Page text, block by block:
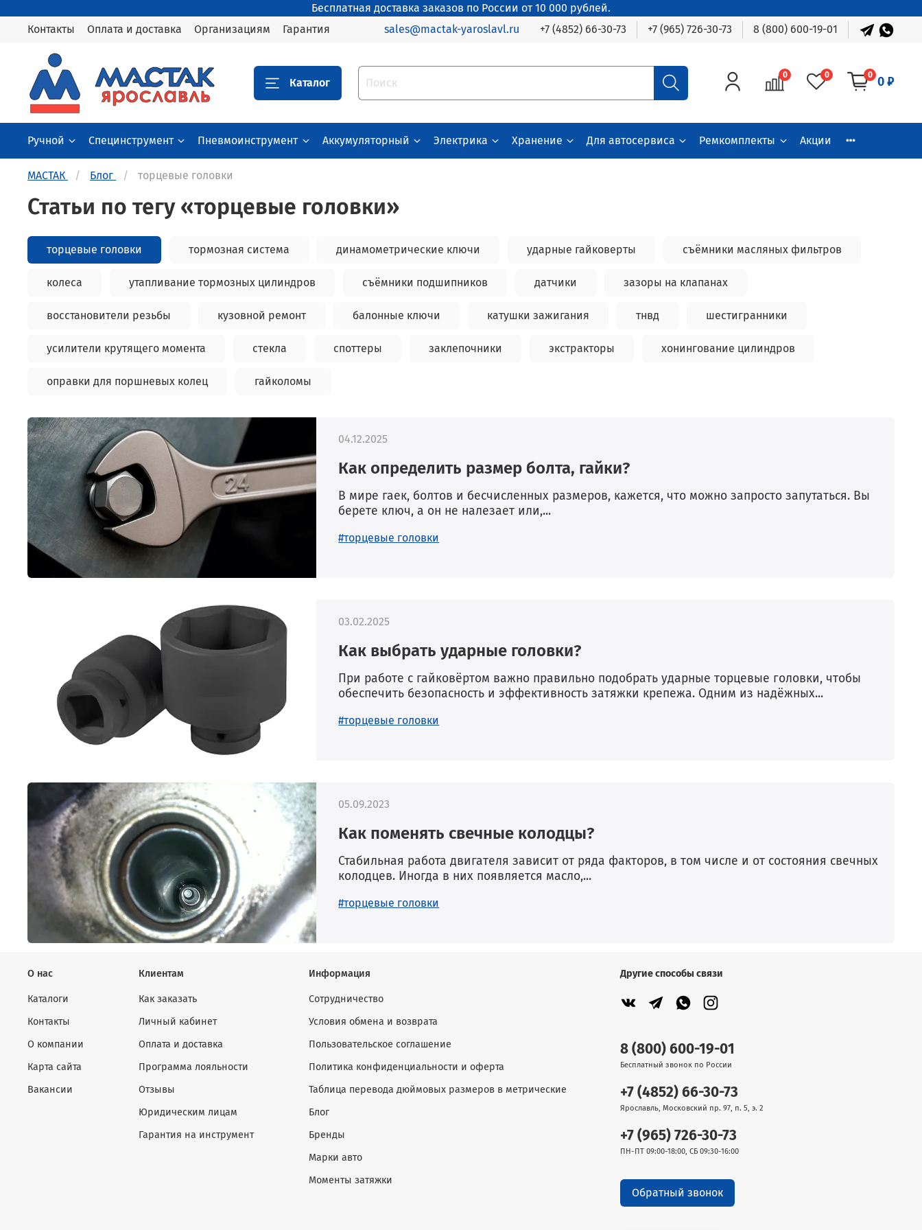
Бесплатная доставка заказов по России от 10 000 рублей.
Контакты
Оплата и доставка Организациям Гарантия sales@mactak-yaroslavl.ru +7 (4852) 66-30-73 +7 (965) 726-30-73 8 (800) 600-19-01
Каталог
0 0 0 0 ₽
Ручной Специнструмент Пневмоинструмент Аккумуляторный Электрика Хранение Для автосервиса Ремкомплекты Акции
МАСТАК Блог торцевые головки
Статьи по тегу «торцевые головки»
торцевые головки тормозная система динамометрические ключи ударные гайковерты съёмники масляных фильтров
колеса утапливание тормозных цилиндров съёмники подшипников датчики зазоры на клапанах
восстановители резьбы кузовной ремонт балонные ключи катушки зажигания тнвд шестигранники
усилители крутящего момента стекла споттеры заклепочники экстракторы хонингование цилиндров
оправки для поршневых колец гайколомы
Как определить размер болта, гайки?
В мире гаек, болтов и бесчисленных размеров, кажется, что можно запросто запутаться. Вы
берете ключ, а он не налезает или,...
04.12.2025
#торцевые головки
Как выбрать ударные головки?
При работе с гайковёртом важно правильно подобрать ударные торцевые головки, чтобы
обеспечить безопасность и эффективность затяжки крепежа. Одним из надёжных...
03.02.2025
#торцевые головки
Как поменять свечные колодцы?
Стабильная работа двигателя зависит от ряда факторов, в том числе и от состояния свечных
колодцев. Иногда в них появляется масло,...
05.09.2023
#торцевые головки
О нас
Каталоги
Контакты
О компании
Карта сайта
Вакансии
Клиентам
Как заказать
Личный кабинет
Оплата и доставка
Программа лояльности
Отзывы
Юридическим лицам
Гарантия на инструмент
Информация
Сотрудничество
Условия обмена и возврата
Пользовательское соглашение
Политика конфиденциальности и оферта
Таблица перевода дюймовых размеров в метрические
Блог
Бренды
Марки авто
Моменты затяжки
Другие способы связи
8 (800) 600-19-01
Бесплатный звонок по России
+7 (4852) 66-30-73
Ярославль, Московский пр. 97, п. 5, э. 2
+7 (965) 726-30-73
ПН-ПТ 09:00-18:00, СБ 09:30-16:00
Обратный звонок